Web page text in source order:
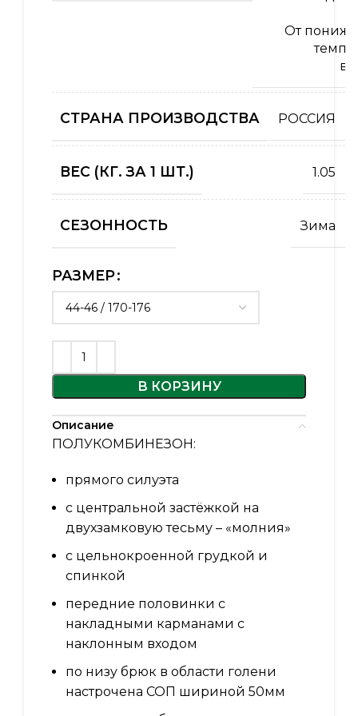
От
СТРАНА ПРОИЗВОДСТВА РОССИЯ
ВЕС (КГ. ЗА 1 ШТ.) 1.05
СЕЗОННОСТЬ Зима
РАЗМЕР
В КОРЗИНУ
Alternative:
Описание
ПОЛУКОМБИНЕЗОН:
прямого силуэта
с центральной застёжкой на
двухзамковую тесьму – «молния»
с цельнокроенной грудкой и
спинкой
передние половинки с
накладными карманами с
наклонным входом
по низу брюк в области голени
настрочена СОП шириной 50мм